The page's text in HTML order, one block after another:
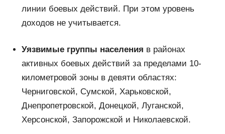
линии боевых действий. При этом уровень
доходов не учитывается.
Уязвимые группы населения в районах
активных боевых действий за пределами 10-
километровой зоны в девяти областях:
Черниговской, Сумской, Харьковской,
Днепропетровской, Донецкой, Луганской,
Херсонской, Запорожской и Николаевской.